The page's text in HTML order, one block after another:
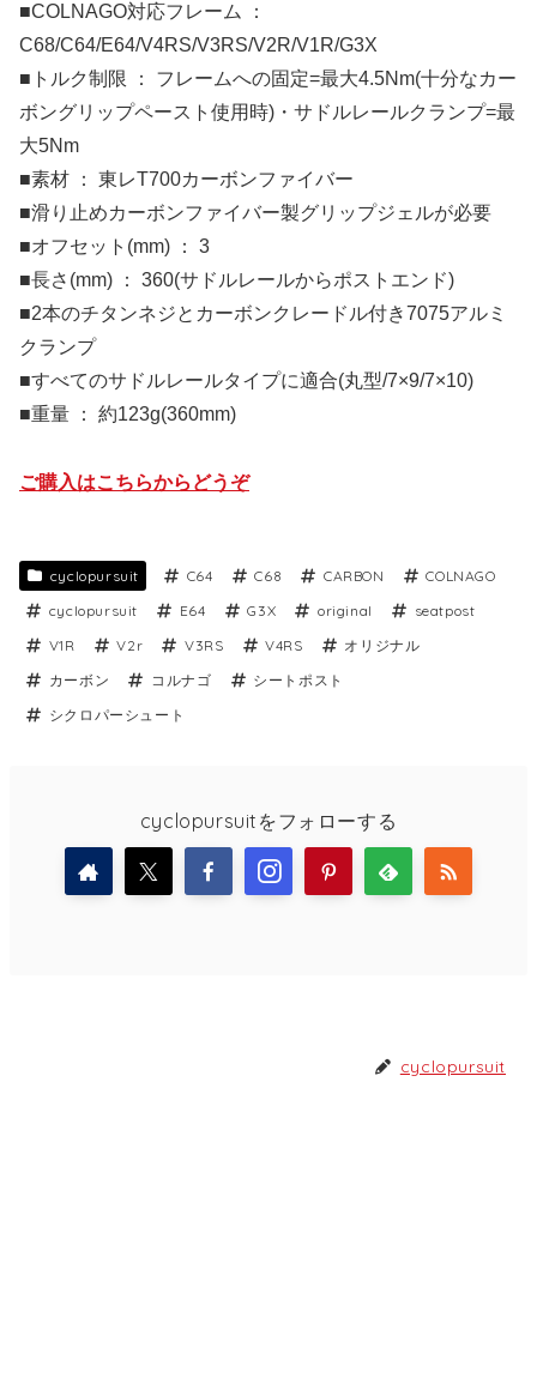
■COLNAGO対応フレーム ：
C68/C64/E64/V4RS/V3RS/V2R/V1R/G3X
■トルク制限 ： フレームへの固定=最大4.5Nm(十分なカー
ボングリップペースト使用時)・サドルレールクランプ=最
大5Nm
■素材 ： 東レT700カーボンファイバー
■滑り止めカーボンファイバー製グリップジェルが必要
■オフセット(mm) ： 3
■長さ(mm) ： 360(サドルレールからポストエンド)
■2本のチタンネジとカーボンクレードル付き7075アルミ
クランプ
■すべてのサドルレールタイプに適合(丸型/7×9/7×10)
■重量 ： 約123g(360mm)
ご購入はこちらからどうぞ
cyclopursuit C64 C68 CARBON
COLNAGO
cyclopursuit
E64 G3X original
seatpost
V1R
V2r V3RS V4RS
オリジナル
カーボン
コルナゴ
シートポスト
シクロパーシュート
cyclopursuitをフォローする
cyclopursuit